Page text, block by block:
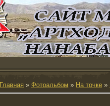
Главная » Фотоальбом » На точке »